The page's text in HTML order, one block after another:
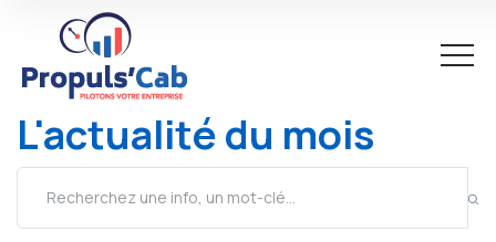
L'actualité du mois